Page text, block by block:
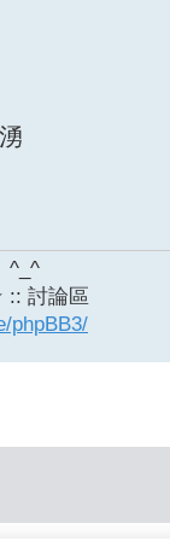
^_^
討論區
phpBB3/